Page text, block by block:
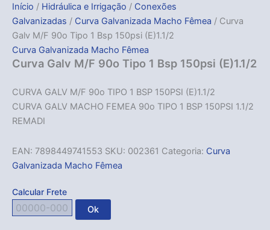
Início / Hidráulica e Irrigação / Conexões
Galvanizadas / Curva Galvanizada Macho Fêmea / Curva
Galv M/F 90o Tipo 1 Bsp 150psi (E)1.1/2
Curva Galvanizada Macho Fêmea
Curva Galv M/F 90o Tipo 1 Bsp 150psi (E)1.1/2
CURVA GALV M/F 90o TIPO 1 BSP 150PSI (E)1.1/2
CURVA GALV MACHO FEMEA 90o TIPO 1 BSP 150PSI 1.1/2
REMADI
EAN: 7898449741553 SKU: 002361 Categoria: Curva
Galvanizada Macho Fêmea
Calcular Frete
Ok